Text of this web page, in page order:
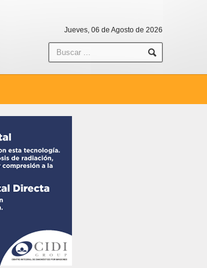
Jueves, 06 de Agosto de 2026